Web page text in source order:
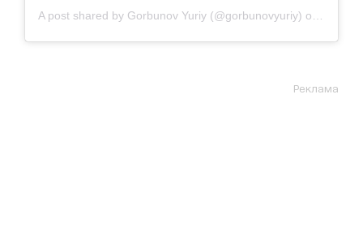
A post shared by Gorbunov Yuriy (@gorbunovyuriy) on
Реклама